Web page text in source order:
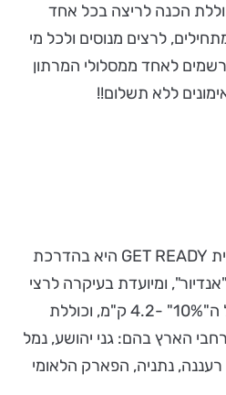
הכנה לריצה בכל אחד
לרצים מנוסים ולכל מי
לאחד ממסלולי המרתון
ללא תשלום!!
תוכנית האימונים המקצועית GET READY היא בהדרכת
ומיועדת בעיקרה לרצי
מסלולי ה-10 ק"מ, ומסלול ה"10%" -4.2 ק"מ, וכוללת
הארץ בהם: גני יהושע, נמל
נתניה, הפארק הלאומי